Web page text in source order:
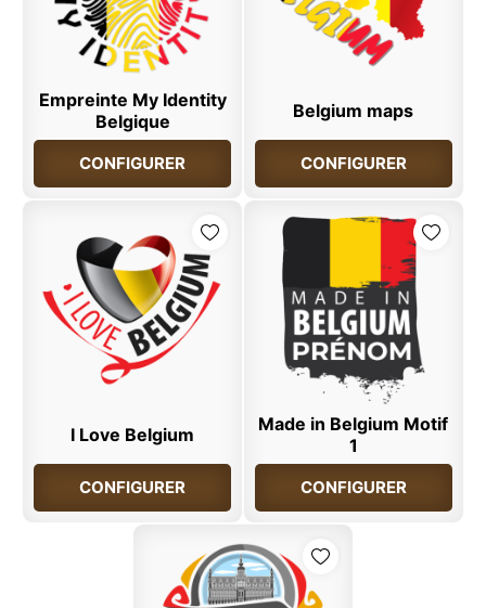
Empreinte My Identity
Belgique
CONFIGURER
Belgium maps
CONFIGURER
I Love Belgium
CONFIGURER
Made in Belgium Motif
1
CONFIGURER